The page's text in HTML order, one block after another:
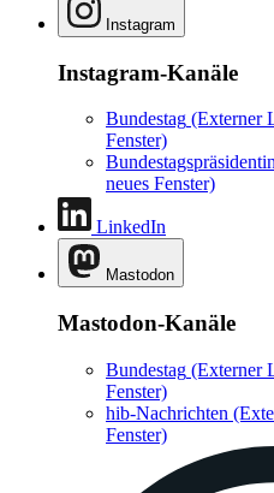
Instagram
Instagram-Kanäle
Bundestag (Externer
Fenster)
Bundestagspräsidentin
neues Fenster)
LinkedIn
Mastodon
Mastodon-Kanäle
Bundestag (Externer
Fenster)
hib-Nachrichten
Fenster)